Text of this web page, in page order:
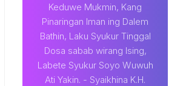
Keduwe Mukmin, Kang
Pinaringan Iman ing Dalem
Bathin, Laku Syukur Tinggal
Dosa sabab wirang Ising,
Labete Syukur Soyo Wuwuh
Ati Yakin. - Syaikhina K.H.